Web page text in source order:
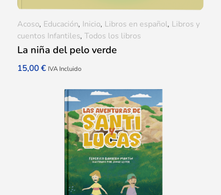
La niña del pelo verde
15,00€ IVA Incluido
Acoso, Educación, Inicio, Libros en español, Libros y
cuentos Infantiles, Todos los libros